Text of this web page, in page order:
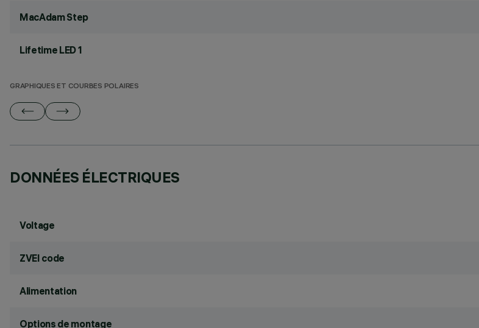
MacAdam Step
Lifetime LED 1
GRAPHIQUES ET COURBES POLAIRES
DONNÉES ÉLECTRIQUES
Voltage
ZVEI code
Alimentation
Options de montage